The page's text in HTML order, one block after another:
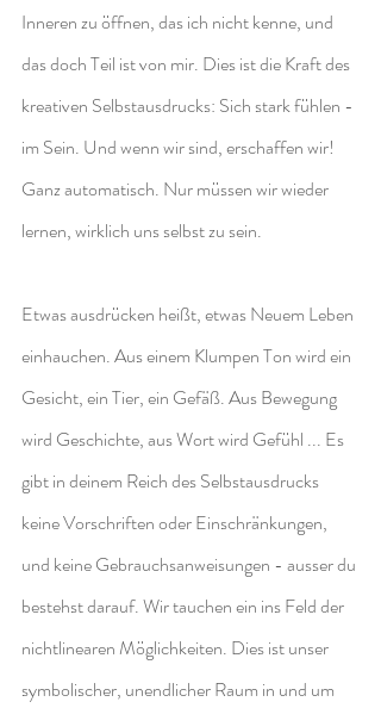
Inneren zu öffnen, das ich nicht kenne, und
das doch Teil ist von mir. Dies ist die Kraft des
kreativen Selbstausdrucks: Sich stark fühlen -
im Sein. Und wenn wir sind, erschaffen wir!
Ganz automatisch. Nur müssen wir wieder
lernen, wirklich uns selbst zu sein.
Etwas ausdrücken heißt, etwas Neuem Leben
einhauchen. Aus einem Klumpen Ton wird ein
Gesicht, ein Tier, ein Gefäß. Aus Bewegung
wird Geschichte, aus Wort wird Gefühl ... Es
gibt in deinem Reich des Selbstausdrucks
keine Vorschriften oder Einschränkungen,
und keine Gebrauchsanweisungen - ausser du
bestehst darauf. Wir tauchen ein ins Feld der
nichtlinearen Möglichkeiten. Dies ist unser
symbolischer, unendlicher Raum in und um